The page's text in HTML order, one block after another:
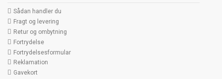
Sådan handler du
Fragt og levering
Retur og ombytning
Fortrydelse
Fortrydelsesformular
Reklamation
Gavekort